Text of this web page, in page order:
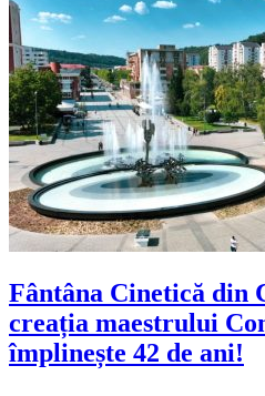
Fântâna Cinetică din
creația maestrului
împlinește 42 de ani!